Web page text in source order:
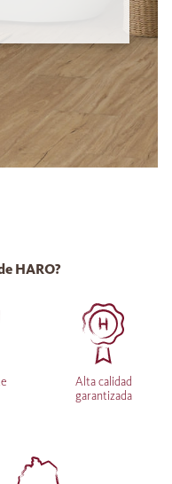
HARO?
Alta calidad
garantizada